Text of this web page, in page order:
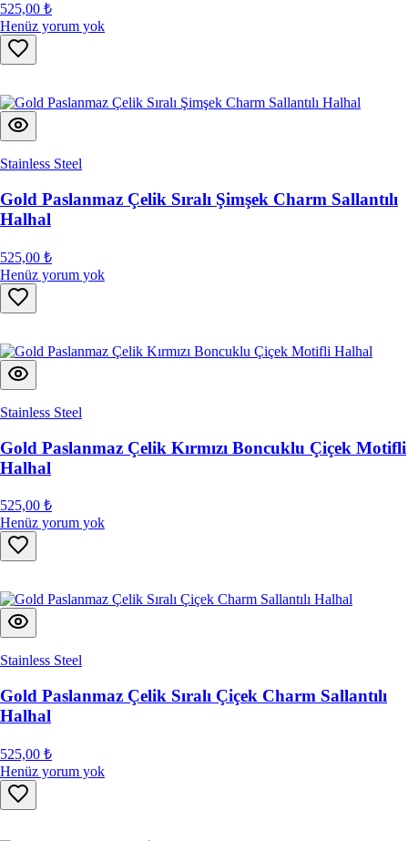
525,00 ₺
Henüz yorum yok
Stainless Steel
Gold Paslanmaz Çelik Sıralı Şimşek Charm Sallantılı
Halhal
525,00 ₺
Henüz yorum yok
Stainless Steel
Gold Paslanmaz Çelik Kırmızı Boncuklu Çiçek Motifli
Halhal
525,00 ₺
Henüz yorum yok
Stainless Steel
Gold Paslanmaz Çelik Sıralı Çiçek Charm Sallantılı
Halhal
525,00 ₺
Henüz yorum yok